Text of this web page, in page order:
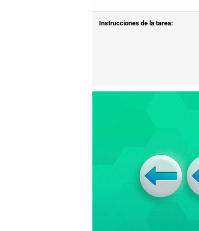
Instrucciones de la tarea: